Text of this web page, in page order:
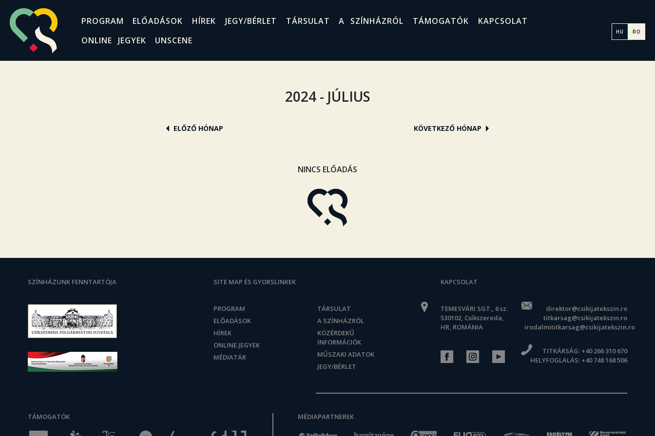
PROGRAM ELŐADÁSOK HÍREK JEGY/BÉRLET TÁRSULAT A SZÍNHÁZRÓL TÁMOGATÓK
KAPCSOLAT
ONLINE JEGYEK
UNSCENE
HU RO
2024 - JÚLIUS
ELŐZŐ HÓNAP KÖVETKEZŐ HÓNAP
NINCS ELŐADÁS
SZÍNHÁZUNK FENNTARTÓJA SITE MAP ÉS GYORSLINKEK
PROGRAM
ELŐADÁSOK
HÍREK
ONLINE JEGYEK
MÉDIATÁR
TÁRSULAT
A SZÍNHÁZRÓL
KÖZÉRDEKŰ
INFORMÁCIÓK
MŰSZAKI ADATOK
JEGY/BÉRLET
KAPCSOLAT
TEMESVÁRI SGT., 6 sz.
530102, Csíkszereda,
HR, ROMÁNIA
direktor@csikijatekszin.ro
titkarsag@csikijatekszin.ro
irodalmititkarsag@csikijatekszin.ro
TITKÁRSÁG: +40 266 310 670
HELYFOGLALÁS: +40 748 168 506
TÁMOGATÓK MÉDIAPARTNEREK